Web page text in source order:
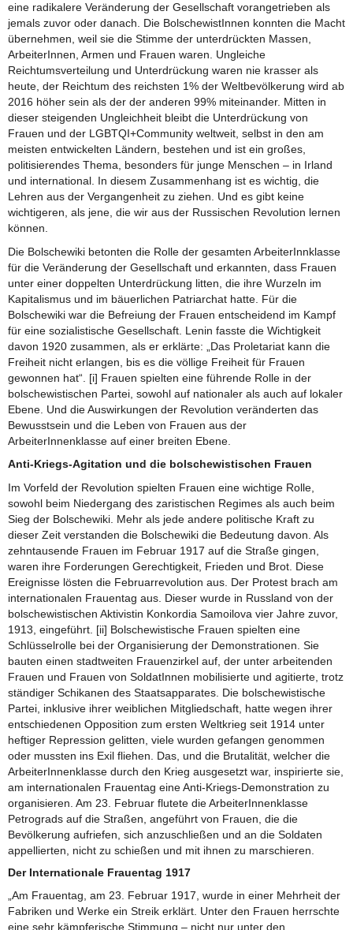
eine radikalere Veränderung der Gesellschaft vorangetrieben als
jemals zuvor oder danach. Die BolschewistInnen konnten die Macht
übernehmen, weil sie die Stimme der unterdrückten Massen,
ArbeiterInnen, Armen und Frauen waren. Ungleiche
Reichtumsverteilung und Unterdrückung waren nie krasser als
heute, der Reichtum des reichsten 1% der Weltbevölkerung wird ab
2016 höher sein als der der anderen 99% miteinander. Mitten in
dieser steigenden Ungleichheit bleibt die Unterdrückung von
Frauen und der LGBTQI+Community weltweit, selbst in den am
meisten entwickelten Ländern, bestehen und ist ein großes,
politisierendes Thema, besonders für junge Menschen – in Irland
und international. In diesem Zusammenhang ist es wichtig, die
Lehren aus der Vergangenheit zu ziehen. Und es gibt keine
wichtigeren, als jene, die wir aus der Russischen Revolution lernen
können.
Die Bolschewiki betonten die Rolle der gesamten ArbeiterInnklasse
für die Veränderung der Gesellschaft und erkannten, dass Frauen
unter einer doppelten Unterdrückung litten, die ihre Wurzeln im
Kapitalismus und im bäuerlichen Patriarchat hatte. Für die
Bolschewiki war die Befreiung der Frauen entscheidend im Kampf
für eine sozialistische Gesellschaft. Lenin fasste die Wichtigkeit
davon 1920 zusammen, als er erklärte: „Das Proletariat kann die
Freiheit nicht erlangen, bis es die völlige Freiheit für Frauen
gewonnen hat“. [i] Frauen spielten eine führende Rolle in der
bolschewistischen Partei, sowohl auf nationaler als auch auf lokaler
Ebene. Und die Auswirkungen der Revolution veränderten das
Bewusstsein und die Leben von Frauen aus der
ArbeiterInnenklasse auf einer breiten Ebene.
Anti-Kriegs-Agitation und die bolschewistischen Frauen
Im Vorfeld der Revolution spielten Frauen eine wichtige Rolle,
sowohl beim Niedergang des zaristischen Regimes als auch beim
Sieg der Bolschewiki. Mehr als jede andere politische Kraft zu
dieser Zeit verstanden die Bolschewiki die Bedeutung davon. Als
zehntausende Frauen im Februar 1917 auf die Straße gingen,
waren ihre Forderungen Gerechtigkeit, Frieden und Brot. Diese
Ereignisse lösten die Februarrevolution aus. Der Protest brach am
internationalen Frauentag aus. Dieser wurde in Russland von der
bolschewistischen Aktivistin Konkordia Samoilova vier Jahre zuvor,
1913, eingeführt. [ii] Bolschewistische Frauen spielten eine
Schlüsselrolle bei der Organisierung der Demonstrationen. Sie
bauten einen stadtweiten Frauenzirkel auf, der unter arbeitenden
Frauen und Frauen von SoldatInnen mobilisierte und agitierte, trotz
ständiger Schikanen des Staatsapparates. Die bolschewistische
Partei, inklusive ihrer weiblichen Mitgliedschaft, hatte wegen ihrer
entschiedenen Opposition zum ersten Weltkrieg seit 1914 unter
heftiger Repression gelitten, viele wurden gefangen genommen
oder mussten ins Exil fliehen. Das, und die Brutalität, welcher die
ArbeiterInnenklasse durch den Krieg ausgesetzt war, inspirierte sie,
am internationalen Frauentag eine Anti-Kriegs-Demonstration zu
organisieren. Am 23. Februar flutete die ArbeiterInnenklasse
Petrograds auf die Straßen, angeführt von Frauen, die die
Bevölkerung aufriefen, sich anzuschließen und an die Soldaten
appellierten, nicht zu schießen und mit ihnen zu marschieren.
Der Internationale Frauentag 1917
„Am Frauentag, am 23. Februar 1917, wurde in einer Mehrheit der
Fabriken und Werke ein Streik erklärt. Unter den Frauen herrschte
eine sehr kämpferische Stimmung – nicht nur unter den